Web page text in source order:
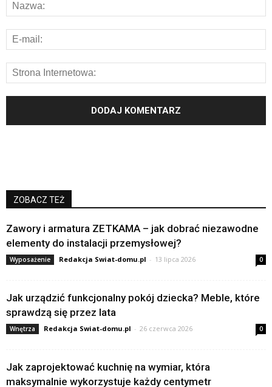
ZOBACZ TEŻ
Zawory i armatura ZETKAMA – jak dobrać niezawodne
elementy do instalacji przemysłowej?
Wyposażenie Redakcja Swiat-domu.pl - 13 lipca 2026 0
Jak urządzić funkcjonalny pokój dziecka? Meble, które
sprawdzą się przez lata
Wnętrza Redakcja Swiat-domu.pl - 26 czerwca 2026 0
Jak zaprojektować kuchnię na wymiar, która
maksymalnie wykorzystuje każdy centymetr